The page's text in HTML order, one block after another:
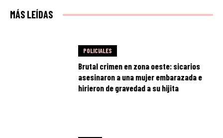
MÁS LEÍDAS
POLICIALES
Brutal crimen en zona oeste: sicarios
asesinaron a una mujer embarazada e
hirieron de gravedad a su hijita